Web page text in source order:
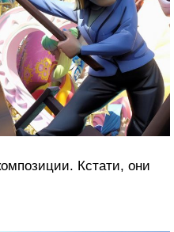
Кстати, они